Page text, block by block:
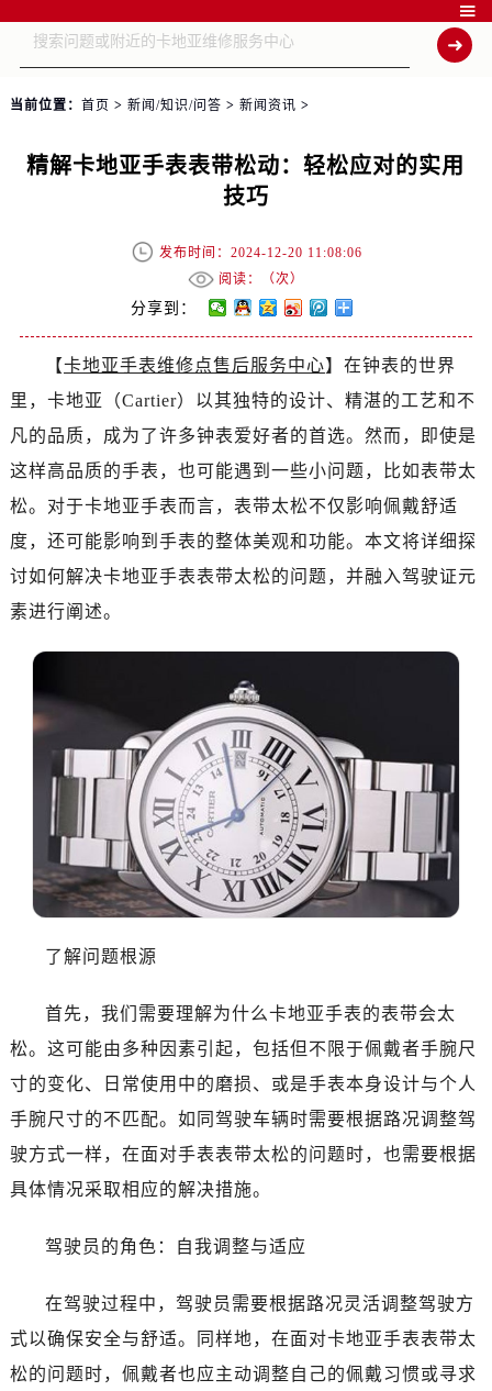

当前位置： 首页 > 新闻/知识/问答 > 新闻资讯 >
精解卡地亚手表表带松动：轻松应对的实用
技巧
发布时间：2024-12-20 11:08:06
阅读：（次）
分享到：
【卡地亚手表维修点售后服务中心】在钟表的世界
里，卡地亚（Cartier）以其独特的设计、精湛的工艺和不
凡的品质，成为了许多钟表爱好者的首选。然而，即使是
这样高品质的手表，也可能遇到一些小问题，比如表带太
松。对于卡地亚手表而言，表带太松不仅影响佩戴舒适
度，还可能影响到手表的整体美观和功能。本文将详细探
讨如何解决卡地亚手表表带太松的问题，并融入驾驶证元
素进行阐述。
了解问题根源
首先，我们需要理解为什么卡地亚手表的表带会太
松。这可能由多种因素引起，包括但不限于佩戴者手腕尺
寸的变化、日常使用中的磨损、或是手表本身设计与个人
手腕尺寸的不匹配。如同驾驶车辆时需要根据路况调整驾
驶方式一样，在面对手表表带太松的问题时，也需要根据
具体情况采取相应的解决措施。
驾驶员的角色：自我调整与适应
在驾驶过程中，驾驶员需要根据路况灵活调整驾驶方
式以确保安全与舒适。同样地，在面对卡地亚手表表带太
松的问题时，佩戴者也应主动调整自己的佩戴习惯或寻求